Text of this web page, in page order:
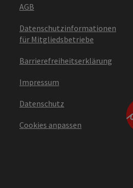
AGB
Datenschutzinformationen
für Mitgliedsbetriebe
Barrierefreiheitserklärung
Impressum
Datenschutz
Cookies anpassen